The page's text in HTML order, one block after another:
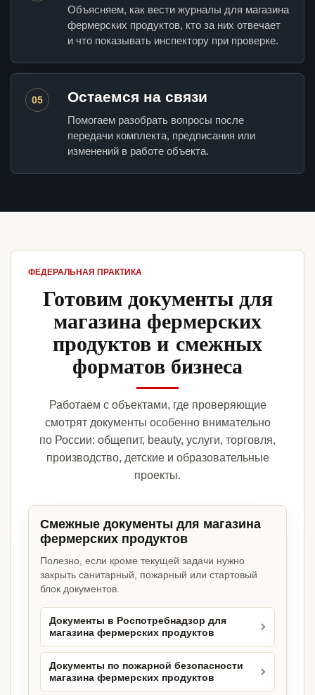
Объясняем, как вести журналы для магазина
фермерских продуктов, кто за них отвечает
и что показывать инспектору при проверке.
05 Остаемся на связи
Помогаем разобрать вопросы после
передачи комплекта, предписания или
изменений в работе объекта.
ФЕДЕРАЛЬНАЯ ПРАКТИКА
Готовим документы для
магазина фермерских
продуктов и смежных
форматов бизнеса
Работаем с объектами, где проверяющие
смотрят документы особенно внимательно
по России: общепит, beauty, услуги, торговля,
производство, детские и образовательные
проекты.
Смежные документы для магазина
фермерских продуктов
Полезно, если кроме текущей задачи нужно
закрыть санитарный, пожарный или стартовый
блок документов.
Документы в Роспотребнадзор для
магазина фермерских продуктов
Документы по пожарной безопасности
магазина фермерских продуктов